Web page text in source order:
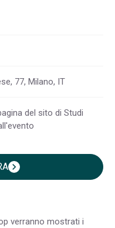
77, Milano, IT
del sito di Studi
chevron_right
verranno mostrati i